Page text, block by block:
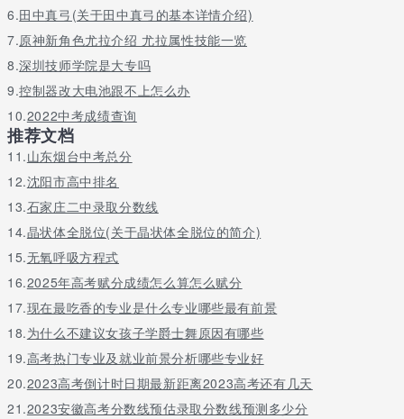
10
法学
72
11
计算机科
学与技术
77
12
数学
82
13
马克思主
义理论
以上2021年中国计量大学全国排名由有途网小编整理发布，更多与
6.田中真弓(关于田中真弓的基本详情介绍)
7.原神新角色尤拉介绍 尤拉属性技能一览
8.深圳技师学院是大专吗
9.控制器改大电池跟不上怎么办
10.2022中考成绩查询
推荐文档
11.山东烟台中考总分
12.沈阳市高中排名
13.石家庄二中录取分数线
14.晶状体全脱位(关于晶状体全脱位的简介)
15.无氧呼吸方程式
16.2025年高考赋分成绩怎么算怎么赋分
17.现在最吃香的专业是什么专业哪些最有前景
18.为什么不建议女孩子学爵士舞原因有哪些
19.高考热门专业及就业前景分析哪些专业好
20.2023高考倒计时日期最新距离2023高考还有几天
21.2023安徽高考分数线预估录取分数线预测多少分